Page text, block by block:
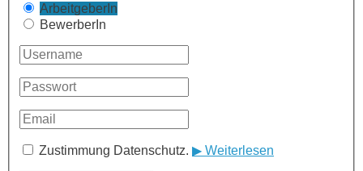
ArbeitgeberIn
BewerberIn
Zustimmung Datenschutz. ▶ Weiterlesen